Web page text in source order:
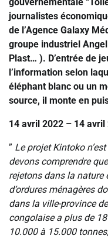
journalistes
de l’Agence Galaxy
groupe industriel
Plast… ). D’entrée de
l’information selon
éléphant blanc ou un
source, il monte en
‎14 avril 2022 – 14
‎‎‎” Le projet Kintoko
devons comprendre
rejetons dans la nature
d’ordures ménagères
dans la ville-province
congolaise a plus de
10.000 à 15.000